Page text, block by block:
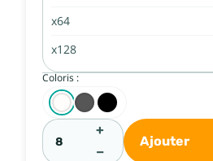
x64
x128
Coloris :
+
−
Ajouter